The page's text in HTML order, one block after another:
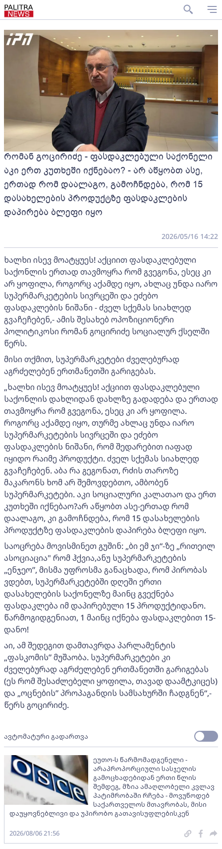
რომან გოცირიძე - ფასდაკლებული საქონელი
აკი ერთ კუთხეში იქნებაო? - არ აწყობთ ასე,
ერთად რომ დაალაგო, გამოჩნდება, რომ 15
დასახელების პროდუქტზე ფასდაკლების
დაპირება ბლეფი იყო
2026/05/16 14:22
ხალხი ისევ მოატყუეს! აქციით ფასდაკლებული
საქონლის ერთად თავმოყრა რომ გვეგონა, ესეც კი
არ ყოფილა, როგორც აქამდე იყო, ახლაც უნდა იარო
სუპერმარკეტების სივრცეში და ეძებო
ფასდაკლების ნიშანი - ძველ სქემას სიახლედ
გვაჩეჩებენ,- ამის შესახებ ოპოზიციონერი
პოლიტიკოსი რომან გოცირიძე სოციალურ ქსელში
წერს.
მისი თქმით, სუპერმარკეტები ძველებურად
აგრძელებენ ერთმანეთში გარიგებას.
„ხალხი ისევ მოატყუეს! აქციით ფასდაკლებული
საქონლის დახლიდან დახლზე გადადება და ერთად
თავმოყრა რომ გვეგონა, ესეც კი არ ყოფილა.
როგორც აქამდე იყო, თურმე ახლაც უნდა იარო
სუპერმარკეტების სივრცეში და ეძებო
ფასდაკლების ნიშანი, რომ შედარებით იაფად
იყიდო რაიმე პროდუქტი. ძველ სქემას სიახლედ
გვაჩეჩებენ. აბა რა გეგონათ, რძის თაროზე
მაკარონს ხომ არ შემოვდებთო, ამბობენ
სუპერმარკეტები. აკი სოციალური კალათაო და ერთ
კუთხეში იქნებაო?არ აწყობთ ასე-ერთად რომ
დაალაგო, კი გამოჩნდება, რომ 15 დასახელების
პროდუქტზე ფასდაკლების დაპირება ბლეფი იყო.
საოცრება მოვისმინეთ გუშინ: „ბი ემ ჯი“-ზე „რითეილ
ასოციაცია" რომ ჰქვია,ანუ სუპერმარკეტების
„ენჯეო”, მისმა უფროსმა განაცხადა, რომ პირობას
ვდებთ, სუპერმარკეტებში დღეში ერთი
დასახელების საქონელზე მაინც გვექნება
ფასდაკლება იმ დაპირებული 15 პროდუქტიდანო.
წარმოგიდგენიათ, 1 მაინც იქნება ფასდაკლებით 15-
დანო!
აი, ამ შედეგით დამთავრდა პარლამენტის
„ფასკომის” მუშაობა. სუპერმარკეტები კი
ძველებურად აგრძელებენ ერთმანეთში გარიგებას
(ეს რომ შესაძლებელი ყოფილა, თავად დაამტკიცეს)
და „ოცნების” პროპაგანდის სამსახურში ჩადგნენ“,-
წერს გოცირიძე.
ავტომატური გადართვა
ეუთო-ს წარმომადგენელი -
არაპროპორციული სასჯელის
გამოცხადებიდან ერთი წლის
შემდეგ, მზია ამაღლობელი კვლავ
პატიმრობაში რჩება - მოვუწოდებ
საქართველოს მთავრობას, მისი
დაუყოვნებლივი და უპირობო გათავისუფლებისკენ
2026/08/06 21:56